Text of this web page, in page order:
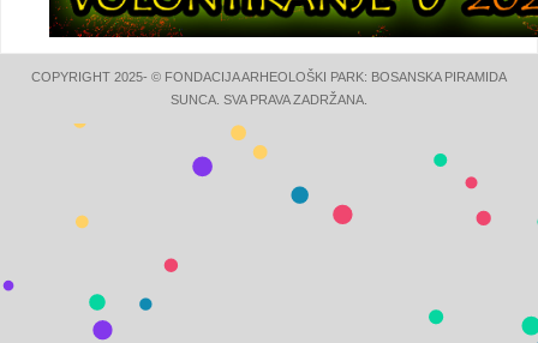
COPYRIGHT 2025- © FONDACIJA ARHEOLOŠKI PARK: BOSANSKA PIRAMIDA
SUNCA. SVA PRAVA ZADRŽANA.